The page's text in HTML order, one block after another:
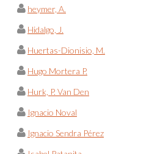
heymer, A.
Hidalgo, J.
Huertas-Dionisio, M.
Hugo Mortera P.
Hurk, P. Van Den
Ignacio Noval
Ignacio Sendra Pérez